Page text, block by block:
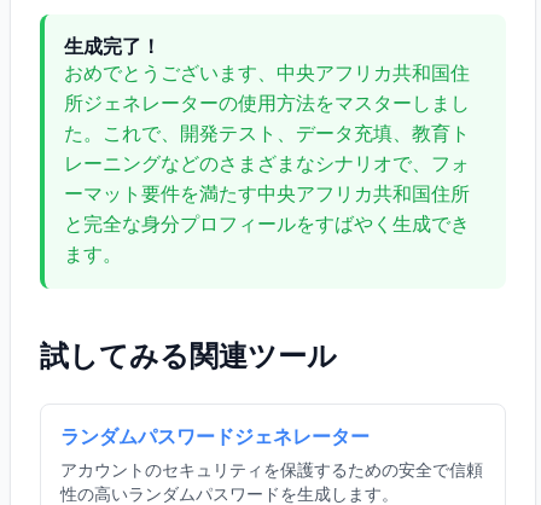
生成完了！
おめでとうございます、中央アフリカ共和国住
所ジェネレーターの使用方法をマスターしまし
た。これで、開発テスト、データ充填、教育ト
レーニングなどのさまざまなシナリオで、フォ
ーマット要件を満たす中央アフリカ共和国住所
と完全な身分プロフィールをすばやく生成でき
ます。
試してみる関連ツール
ランダムパスワードジェネレーター
アカウントのセキュリティを保護するための安全で信頼
性の高いランダムパスワードを生成します。